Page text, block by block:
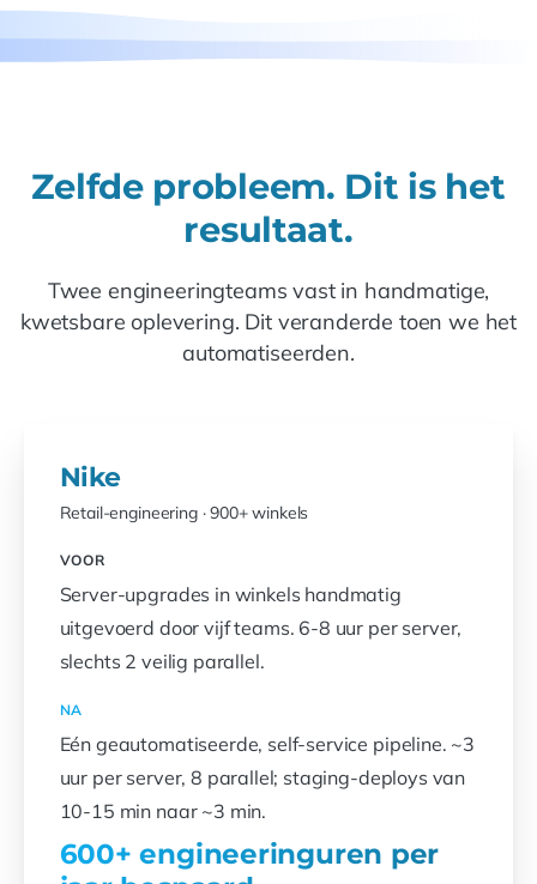
Zelfde probleem. Dit is het
resultaat.
Twee engineeringteams vast in handmatige,
kwetsbare oplevering. Dit veranderde toen we het
automatiseerden.
Nike
Retail-engineering · 900+ winkels
VOOR
Server-upgrades in winkels handmatig
uitgevoerd door vijf teams. 6-8 uur per server,
slechts 2 veilig parallel.
NA
Eén geautomatiseerde, self-service pipeline. ~3
uur per server, 8 parallel; staging-deploys van
10-15 min naar ~3 min.
600+ engineeringuren per